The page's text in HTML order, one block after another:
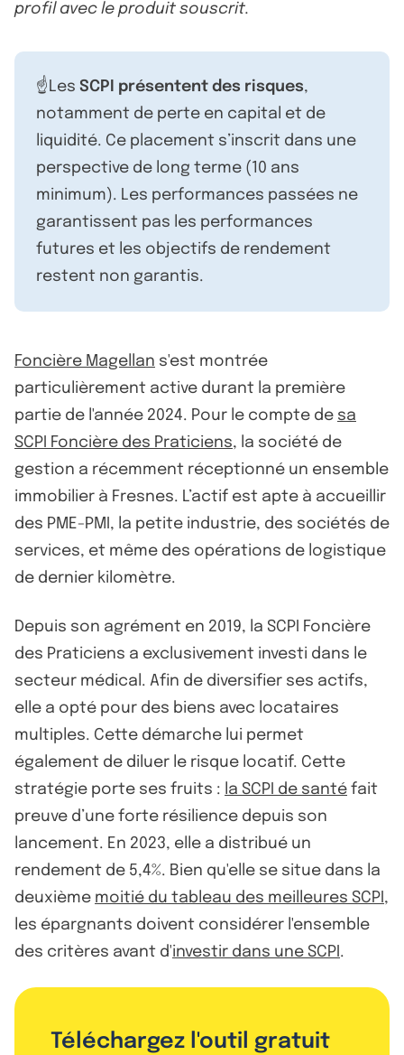
profil avec le produit souscrit.
☝️Les SCPI présentent des risques,
notamment de perte en capital et de
liquidité. Ce placement s’inscrit dans une
perspective de long terme (10 ans
minimum). Les performances passées ne
garantissent pas les performances
futures et les objectifs de rendement
restent non garantis.
Foncière Magellan s'est montrée
particulièrement active durant la première
partie de l'année 2024. Pour le compte de sa
SCPI Foncière des Praticiens, la société de
gestion a récemment réceptionné un ensemble
immobilier à Fresnes. L’actif est apte à accueillir
des PME-PMI, la petite industrie, des sociétés de
services, et même des opérations de logistique
de dernier kilomètre.
Depuis son agrément en 2019, la SCPI Foncière
des Praticiens a exclusivement investi dans le
secteur médical. Afin de diversifier ses actifs,
elle a opté pour des biens avec locataires
multiples. Cette démarche lui permet
également de diluer le risque locatif. Cette
stratégie porte ses fruits : la SCPI de santé fait
preuve d’une forte résilience depuis son
lancement. En 2023, elle a distribué un
rendement de 5,4%. Bien qu'elle se situe dans la
deuxième moitié du tableau des meilleures SCPI ,
les épargnants doivent considérer l'ensemble
des critères avant d'investir dans une SCPI .
Téléchargez l'outil gratuit